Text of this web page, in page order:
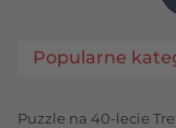
Popularne
Puzzle na 40-lecie